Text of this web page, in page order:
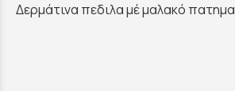
Δερμάτινα πεδιλα μέ μαλακό πατημα